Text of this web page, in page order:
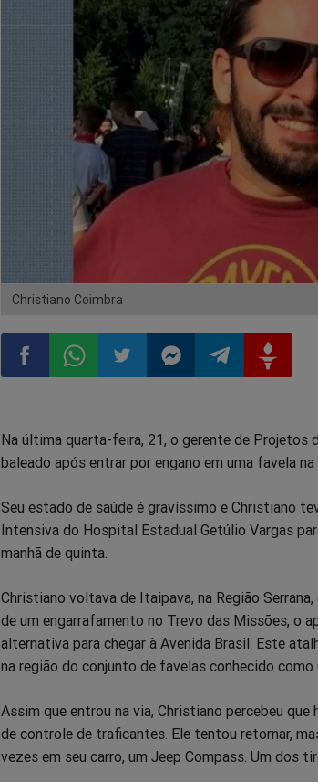
Christiano Coimbra
no
no
no
no
no
no
Na última quarta-feira, 21, o gerente de Projetos
baleado após entrar por engano em uma favela
Seu estado de saúde é gravíssimo e Christiano
Intensiva do Hospital Estadual Getúlio Vargas
manhã de quinta.
Christiano voltava de Itaipava, na Região
de um engarrafamento no Trevo das Missões, o
alternativa para chegar à Avenida Brasil. Este
na região do conjunto de favelas conhecido como
Assim que entrou na via, Christiano percebeu
de controle de traficantes. Ele tentou retornar,
vezes em seu carro, um Jeep Compass. Um dos